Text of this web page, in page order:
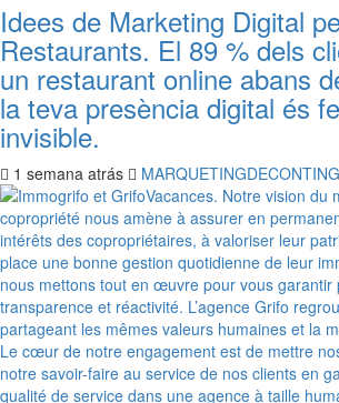
Idees de Marketing Digital
Restaurants. El 89 % dels
un restaurant online abans
la teva presència digital és
invisible.
1 semana atrás